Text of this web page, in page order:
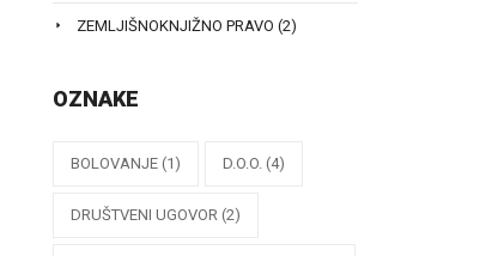
ZEMLJIŠNOKNJIŽNO PRAVO (2)
OZNAKE
BOLOVANJE (1) D.O.O. (4)
DRUŠTVENI UGOVOR (2)